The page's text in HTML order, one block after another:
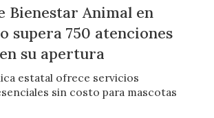
Bienestar Animal en
supera 750 atenciones
su apertura
estatal ofrece servicios
sin costo para mascotas